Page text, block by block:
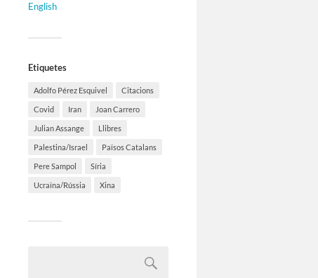
English
Etiquetes
Adolfo Pérez Esquivel Citacions
Covid Iran Joan Carrero
Julian Assange Llibres
Palestina/Israel Països Catalans
Pere Sampol Síria
Ucraïna/Rússia Xina